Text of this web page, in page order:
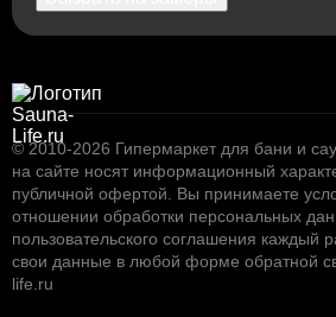
© 2010-2026 Гипермаркет для бани и
на сайте носят информационный
публичной офертой. Вы принимаете
отношении обработки персональных
пользовательского соглашения каждый
свои данные в любой форме обратной
life.ru